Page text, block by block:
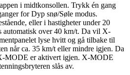
i midtkonsollen. Trykk én gang
for Dyp snø/Søle modus.
eller i hastigheter under 20
over 40 km/t. Da vil X-
lyse hvitt og gå tilbake til
når ca. 35 km/t eller mindre igjen. Da
MODE er aktivert igjen. X-MODE
slås av.